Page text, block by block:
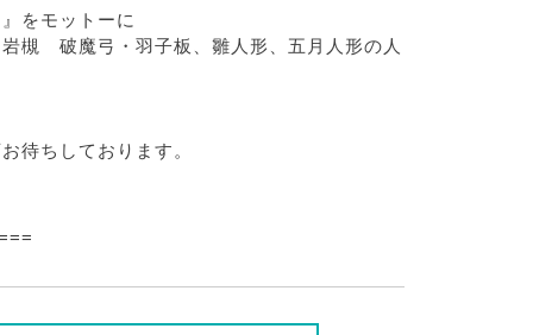
をモットーに
破魔弓・羽子板、雛人形、五月人形の人
ちしております。